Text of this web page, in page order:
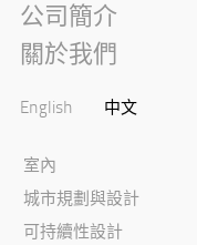
公司簡介
關於我們
English 中文
室內
城市規劃與設計
可持續性設計